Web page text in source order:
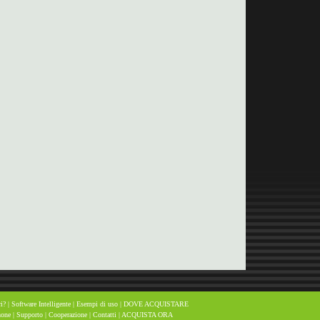
| Software Intelligente | Esempi di uso | DOVE ACQUISTARE
| Supporto| Cooperazione| Contatti | ACQUISTA ORA